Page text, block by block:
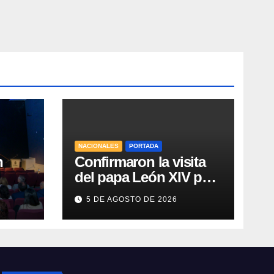
NACIONALES PORTADA
Confirmaron la visita
del papa León XIV para
noviembre a la
Argentina
5 DE AGOSTO DE 2026